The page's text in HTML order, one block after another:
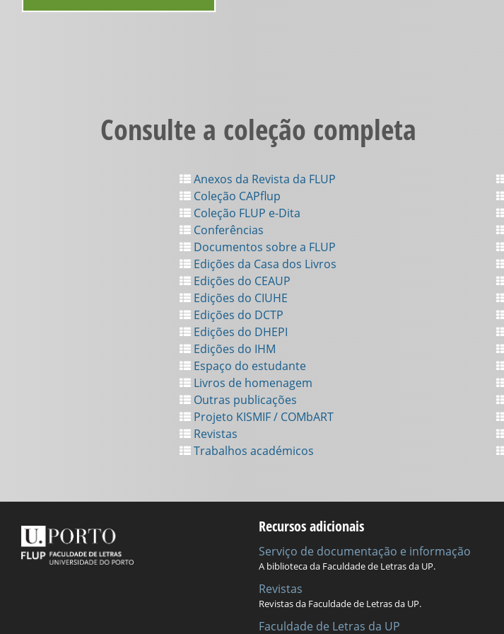
Consulte a coleção completa
Anexos da Revista da FLUP
Coleção CAPflup
Coleção FLUP e-Dita
Conferências
Documentos sobre a FLUP
Edições da Casa dos Livros
Edições do CEAUP
Edições do CIUHE
Edições do DCTP
Edições do DHEPI
Edições do IHM
Espaço do estudante
Livros de homenagem
Outras publicações
Projeto KISMIF / COMbART
Revistas
Trabalhos académicos
Recursos adicionais
Serviço de documentação e informação
A biblioteca da Faculdade de Letras da UP.
Revistas
Revistas da Faculdade de Letras da UP.
Faculdade de Letras da UP